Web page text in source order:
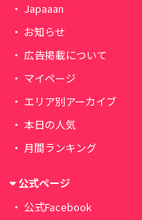
Japaaan
お知らせ
広告掲載について
マイページ
エリア別アーカイブ
本日の人気
月間ランキング
公式ページ
公式Facebook